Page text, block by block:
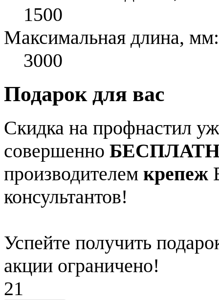
1500
Максимальная длина, мм:
3000
Подарок для вас
Скидка на профнастил
совершенно
производителем крепеж
консультантов!
Успейте получить
акции ограничено!
21